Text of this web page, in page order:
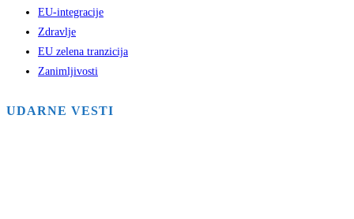
EU-integracije
Zdravlje
EU zelena tranzicija
Zanimljivosti
UDARNE VESTI